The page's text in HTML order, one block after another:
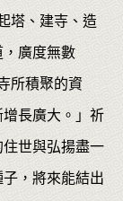
塔、建寺、造
廣度無數
所積聚的資
長廣大。」祈
世與弘揚盡一
，將來能結出